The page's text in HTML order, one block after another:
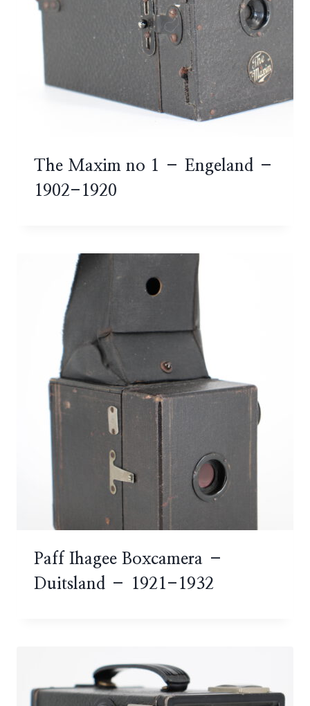
The Maxim no 1 – Engeland –
1902-1920
Paff Ihagee Boxcamera –
Duitsland – 1921-1932